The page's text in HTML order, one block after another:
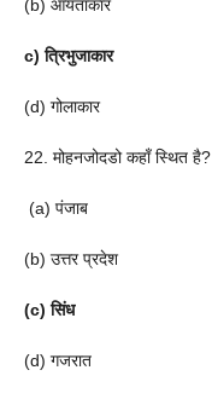
(b) आयताकार
c) त्रिभुजाकार
(d) गोलाकार
22. मोहनजोदडो कहाँ स्थित है?
(a) पंजाब
(b) उत्तर प्रदेश
(c) सिंध
(d) गजरात